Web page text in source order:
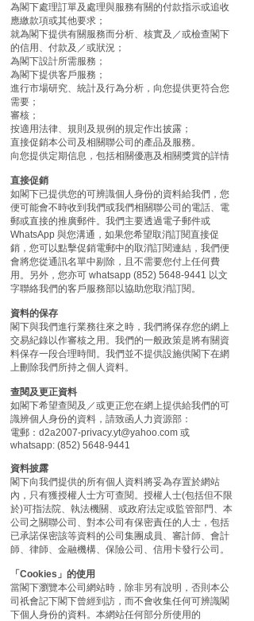
為閣下處理訂單及處理與服務有關的付款指示或追收
應繳款項或其他要求；
就為閣下提供有關服務而分析、核實及／或檢查閣下
的信用、付款及／或狀況；
為閣下設計所需服務；
為閣下提供客戶服務；
進行市場研究、統計及行為分析，向您提供更符合您
需要；
審核；
按適用法律、規則及規例的規定作出披露；
直接促銷本公司及相關聯公司的產品及服務。
向您提供定期信息，包括相關優惠及相關獎賞的詳情
直接促銷
如閣下已提供您的可辨識個人身份的資料給我們，您
便可能會不時收到我們或我們相關聯公司的電話、電
郵或直接的推廣郵件。我們主要透過電子郵件或
WhatsApp 與您溝通，如果您希望取消訂閱直接促
銷，您可以點擊促銷電郵中的取消訂閱連結，我們便
會將您從通訊名單中剔除，且不需要您付上任何費
用。另外，您亦可 whatsapp (852) 5648-9441 以文
字聯絡我們的客戶服務部以協助您取消訂閱。
資料的保存
閣下與我們進行業務往來之時，我們將保存您的網上
交易紀錄以作審核之用。我們的一般政策是將有關資
料保存一段合理時間。我們並不提供設施供閣下在網
上刪除我們所持之個人資料。
查閱及更正資料
如閣下希望查閱及／或更正您在網上提供給我們的可
識辨個人身份的資料，請致函人力資源部：
電郵：d2a2007-privacy.yt@yahoo.com 或
whatsapp: (852) 5648-9441
資料披露
閣下向我們提供的所有個人資料將妥為存置於網站
內，只有獲授權人士方可查閱。授權人士(包括但不限
於)可指法院、執法機關、或政府法定或監管部門、本
公司之關聯公司、對本公司有保密責任的人士，包括
已承諾保密該等資料的公司集團成員、審計師、會計
師、律師、金融機構、保險公司、信用卡發行公司。
「Cookies」的使用
當閣下瀏覽本公司網站時，除非另有說明，否則本公
司祇會記下閣下曾經到訪，而不會收集任何可辨識閣
下個人身份的資料。本網站任何部分所使用的